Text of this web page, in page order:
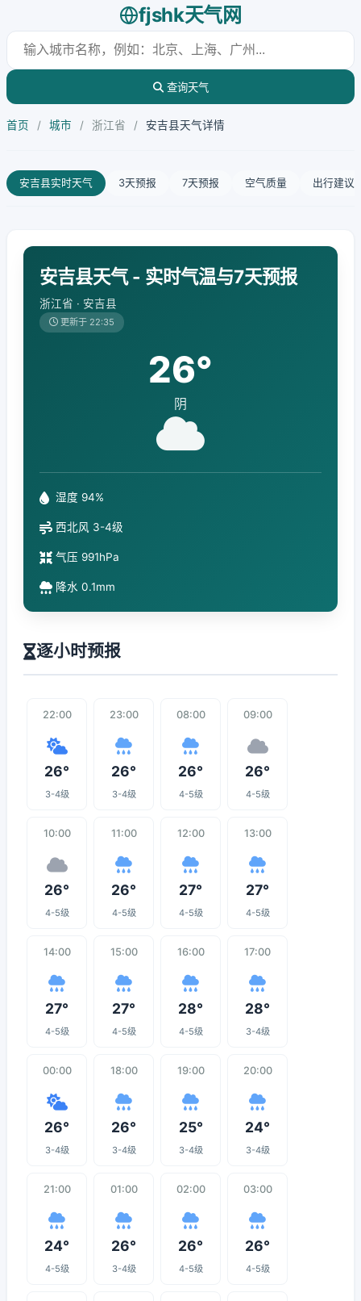
fjshk天气网
查询天气
首页 / 城市 / 浙江省 / 安吉县天气详情
安吉县实时天气 3天预报 7天预报 空气质量 出行建议
安吉县天气 - 实时气温与7天预报
浙江省 · 安吉县
更新于 22:35
26°
阴
湿度 94%
西北风 3-4级
气压 991hPa
降水 0.1mm
逐小时预报
22:00
26°
3-4级
23:00
26°
3-4级
08:00
26°
4-5级
09:00
26°
4-5级
10:00
26°
4-5级
11:00
26°
4-5级
12:00
27°
4-5级
13:00
27°
4-5级
14:00
27°
4-5级
15:00
27°
4-5级
16:00
28°
4-5级
17:00
28°
3-4级
00:00
26°
3-4级
18:00
26°
3-4级
19:00
25°
3-4级
20:00
24°
3-4级
21:00
24°
4-5级
01:00
26°
3-4级
02:00
26°
4-5级
03:00
26°
4-5级